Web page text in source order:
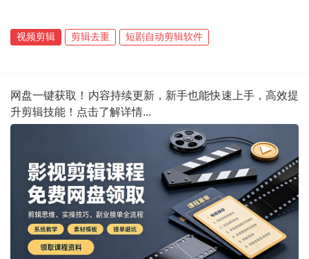
视频剪辑 剪辑去重 短剧自动剪辑软件
网盘一键获取！内容持续更新，新手也能快速上手，高效提
升剪辑技能！点击了解详情...